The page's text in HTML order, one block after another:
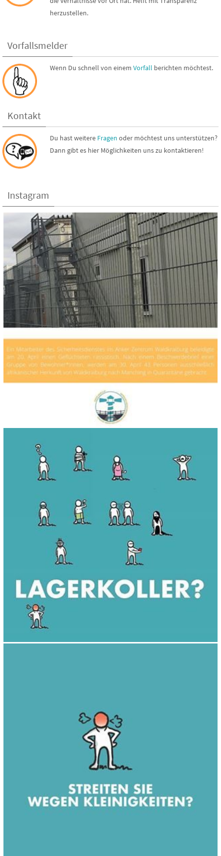
herzustellen.
Vorfallsmelder
Wenn Du schnell von einem Vorfall berichten möchtest.
Kontakt
Du hast weitere Fragen oder möchtest uns unterstützen?
Dann gibt es hier Möglichkeiten uns zu kontaktieren!
Instagram